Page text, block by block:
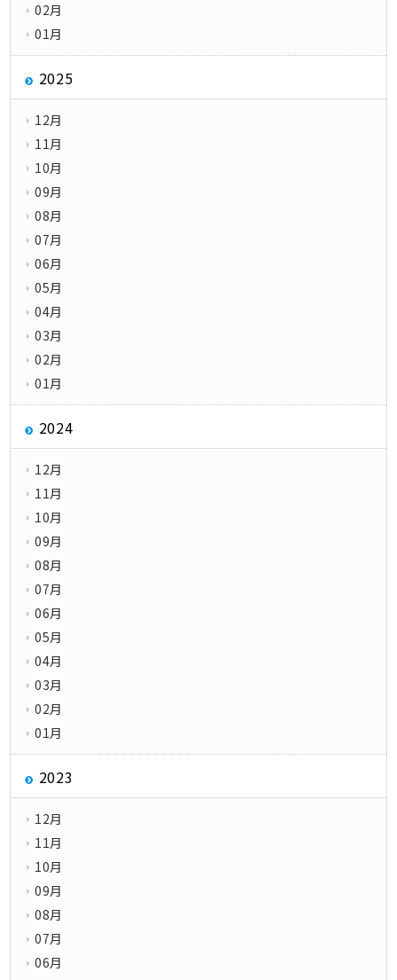
02月
01月
2025
12月
11月
10月
09月
08月
07月
06月
05月
04月
03月
02月
01月
2024
12月
11月
10月
09月
08月
07月
06月
05月
04月
03月
02月
01月
2023
12月
11月
10月
09月
08月
07月
06月